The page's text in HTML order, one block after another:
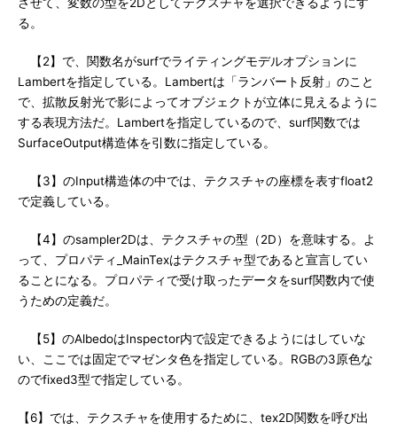
る。
【2】で、関数名がsurfでライティングモデルオプションに
Lambertを指定している。Lambertは「ランバート反射」のこと
で、拡散反射光で影によってオブジェクトが立体に見えるように
する表現方法だ。Lambertを指定しているので、surf関数では
SurfaceOutput構造体を引数に指定している。
【3】のInput構造体の中では、テクスチャの座標を表すfloat2
で定義している。
【4】のsampler2Dは、テクスチャの型（2D）を意味する。よ
って、プロパティ_MainTexはテクスチャ型であると宣言してい
ることになる。プロパティで受け取ったデータをsurf関数内で使
うための定義だ。
【5】のAlbedoはInspector内で設定できるようにはしていな
い、ここでは固定でマゼンタ色を指定している。RGBの3原色な
のでfixed3型で指定している。
【6】では、テクスチャを使用するために、tex2D関数を呼び出